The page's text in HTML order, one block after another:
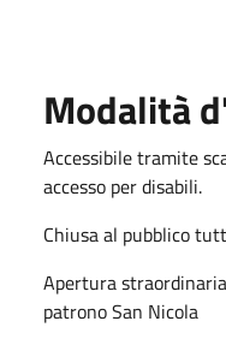
Modalità
Accessibile tramite
accesso per disabili.
Chiusa al pubblico
Apertura
patrono San Nicola